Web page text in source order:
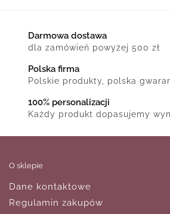
Darmowa dostawa
dla zamówień powyżej 500 zł
Polska firma
Polskie produkty, polska
100% personalizacji
Każdy produkt dopasujemy
O sklepie
Dane kontaktowe
Regulamin zakupów